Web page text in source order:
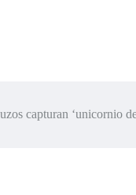
capturan ‘unicornio